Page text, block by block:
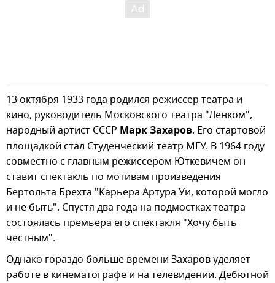
13 октября 1933 года родился режиссер театра и
кино, руководитель Московского театра "Ленком",
народный артист СССР Марк Захаров. Его стартовой
площадкой стал Студенческий театр МГУ. В 1964 году
совместно с главным режиссером Юткевичем он
ставит спектакль по мотивам произведения
Бертольта Брехта "Карьера Артура Уи, которой могло
и не быть". Спустя два года на подмостках театра
состоялась премьера его спектакля "Хочу быть
честным".
Однако гораздо больше времени Захаров уделяет
работе в кинематографе и на телевидении. Дебютной